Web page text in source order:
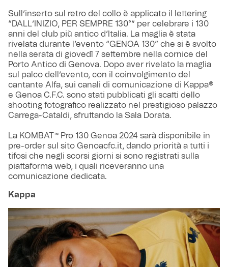
Sull’inserto sul retro del collo è applicato il lettering
“DALL’INIZIO, PER SEMPRE 130°” per celebrare i 130
anni del club più antico d’Italia. La maglia è stata
rivelata durante l’evento “GENOA 130” che si è svolto
nella serata di giovedì 7 settembre nella cornice del
Porto Antico di Genova. Dopo aver rivelato la maglia
sul palco dell’evento, con il coinvolgimento del
cantante Alfa, sui canali di comunicazione di Kappa®
e Genoa C.F.C. sono stati pubblicati gli scatti dello
shooting fotografico realizzato nel prestigioso palazzo
Carrega-Cataldi, sfruttando la Sala Dorata.
La KOMBAT™ Pro 130 Genoa 2024 sarà disponibile in
pre-order sul sito Genoacfc.it, dando priorità a tutti i
tifosi che negli scorsi giorni si sono registrati sulla
piattaforma web, i quali riceveranno una
comunicazione dedicata.
Kappa